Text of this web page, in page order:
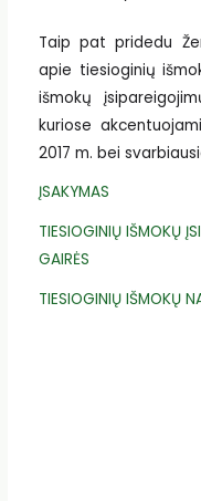
Taip pat pridedu
apie tiesioginių
išmokų
kuriose
2017 m. bei
ĮSAKYMAS
TIESIOGINIŲ IŠMOKŲ
GAIRĖS
TIESIOGINIŲ IŠMOKŲ